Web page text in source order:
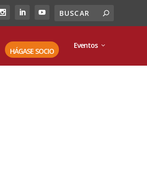
HÁGASE SOCIO
Eventos